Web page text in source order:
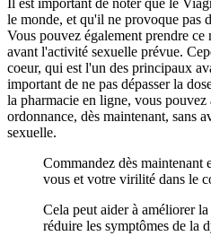
Il est important de noter que le
le monde, et qu'il ne provoque pas
Vous pouvez également prendre
avant l'activité sexuelle prévue.
coeur, qui est l'un des principaux
important de ne pas dépasser la
la pharmacie en ligne, vous pouvez
ordonnance, dès maintenant, sans
sexuelle.
Commandez dès maintenant
vous et votre virilité dans le
Cela peut aider à améliorer
réduire les symptômes de la